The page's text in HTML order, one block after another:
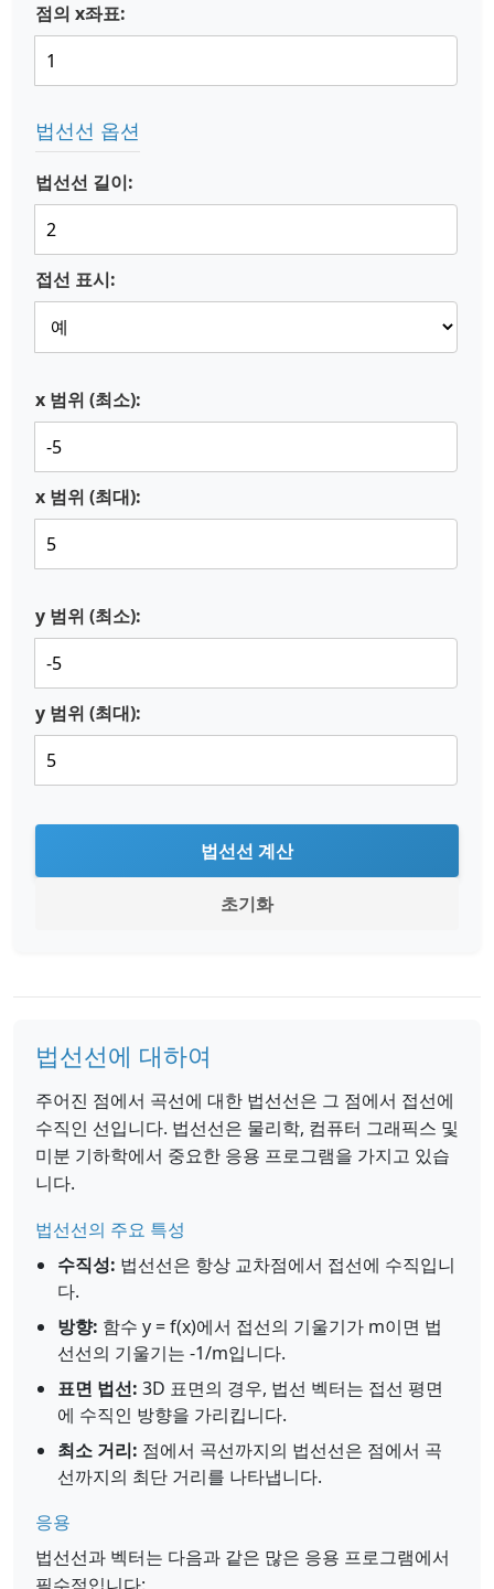
점의 x좌표:
법선선 옵션
법선선 길이:
접선 표시:
x 범위 (최소):
x 범위 (최대):
y 범위 (최소):
y 범위 (최대):
법선선 계산
초기화
법선선에 대하여
주어진 점에서 곡선에 대한 법선선은 그 점에서 접선에
수직인 선입니다. 법선선은 물리학, 컴퓨터 그래픽스 및
미분 기하학에서 중요한 응용 프로그램을 가지고 있습
니다.
법선선의 주요 특성
수직성: 법선선은 항상 교차점에서 접선에 수직입니
다.
방향: 함수 y = f(x)에서 접선의 기울기가 m이면 법
선선의 기울기는 -1/m입니다.
표면 법선: 3D 표면의 경우, 법선 벡터는 접선 평면
에 수직인 방향을 가리킵니다.
최소 거리: 점에서 곡선까지의 법선선은 점에서 곡
선까지의 최단 거리를 나타냅니다.
응용
법선선과 벡터는 다음과 같은 많은 응용 프로그램에서